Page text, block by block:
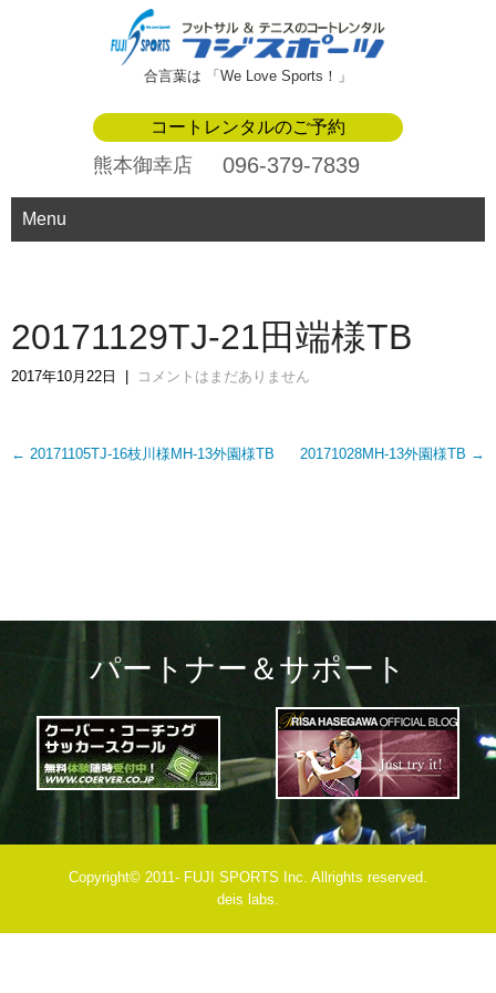
合言葉は 「We Love Sports！」
コートレンタルのご予約
熊本御幸店 096-379-7839
Menu
20171129TJ-21田端様TB
2017年10月22日 コメントはまだありません
Post
← 20171105TJ-16枝川様MH-13外園様TB 20171028MH-13外園様TB →
パートナー＆サポート
Copyright© 2011- FUJI SPORTS Inc. Allrights reserved.
deis labs.